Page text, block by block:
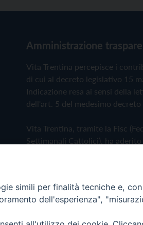
Amministrazione
Vita Trentina percepisce i
di cui al decreto legislativo 15
Indicazione resa ai sensi della
dell'art. 5 del medesimo decreto
Vita Trentina, tramite la Fisc
Settimanali Cattolici), ha
Privacy Policy Cookie Policy
simili per finalità tecniche e,
dell'esperienza",